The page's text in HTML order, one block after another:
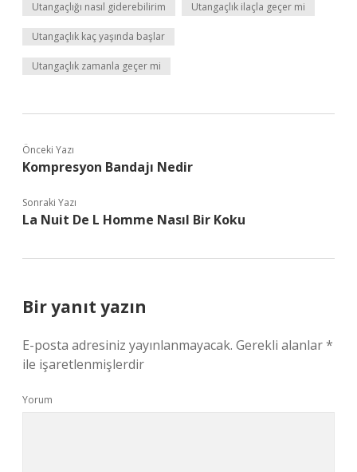
Utangaçlığı nasıl giderebilirim Utangaçlık ilaçla geçer mi
Utangaçlık kaç yaşında başlar
Utangaçlık zamanla geçer mi
Önceki Yazı
Kompresyon Bandajı Nedir
Sonraki Yazı
La Nuit De L Homme Nasıl Bir Koku
Bir yanıt yazın
E-posta adresiniz yayınlanmayacak. Gerekli alanlar*
ile işaretlenmişlerdir
Yorum